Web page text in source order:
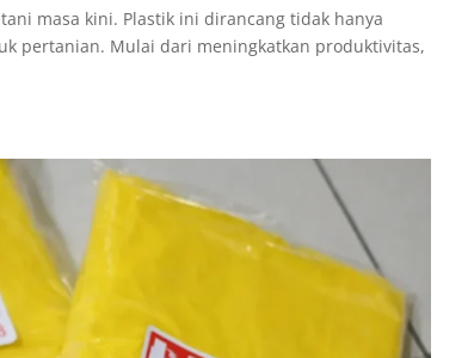
masa kini. Plastik ini dirancang tidak hanya
pertanian. Mulai dari meningkatkan produktivitas,